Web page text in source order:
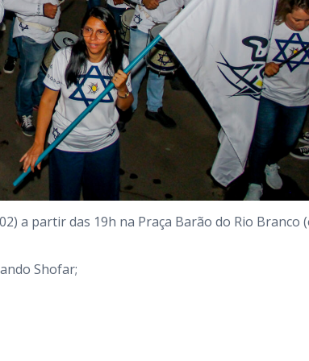
a partir das 19h na Praça Barão do Rio Branco
Shofar;